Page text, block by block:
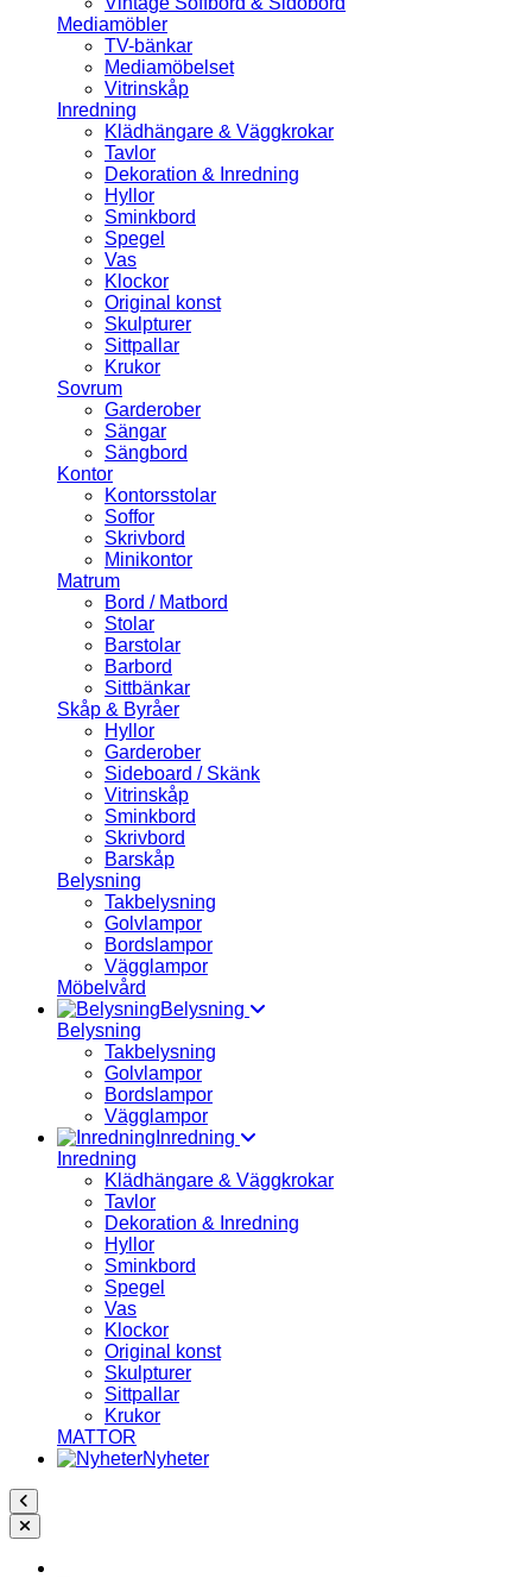
Mediamöbler
TV-bänkar
Mediamöbelset
Vitrinskåp
Inredning
Klädhängare & Väggkrokar
Tavlor
Dekoration & Inredning
Hyllor
Sminkbord
Spegel
Vas
Klockor
Original konst
Skulpturer
Sittpallar
Krukor
Sovrum
Garderober
Sängar
Sängbord
Kontor
Kontorsstolar
Soffor
Skrivbord
Minikontor
Matrum
Bord / Matbord
Stolar
Barstolar
Barbord
Sittbänkar
Skåp & Byråer
Hyllor
Garderober
Sideboard / Skänk
Vitrinskåp
Sminkbord
Skrivbord
Barskåp
Belysning
Takbelysning
Golvlampor
Bordslampor
Vägglampor
Möbelvård
Belysning
Belysning
Takbelysning
Golvlampor
Bordslampor
Vägglampor
Inredning
Inredning
Klädhängare & Väggkrokar
Tavlor
Dekoration & Inredning
Hyllor
Sminkbord
Spegel
Vas
Klockor
Original konst
Skulpturer
Sittpallar
Krukor
MATTOR
Nyheter